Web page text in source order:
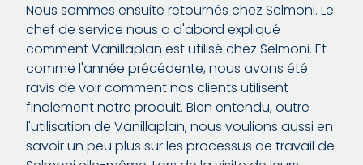
Nous sommes ensuite retournés chez Selmoni. Le
chef de service nous a d'abord expliqué
comment Vanillaplan est utilisé chez Selmoni. Et
comme l'année précédente, nous avons été
ravis de voir comment nos clients utilisent
finalement notre produit. Bien entendu, outre
l'utilisation de Vanillaplan, nous voulions aussi en
savoir un peu plus sur les processus de travail de